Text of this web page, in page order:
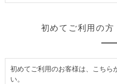
初めてご利用の
初めてご利用のお客様は、こちら
い。